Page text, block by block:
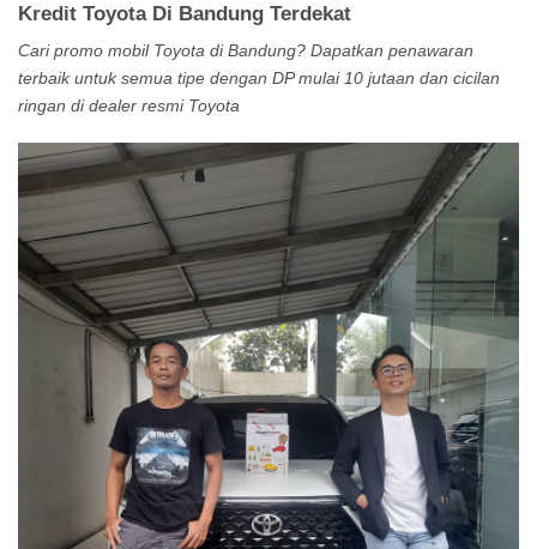
Kredit Toyota Di Bandung Terdekat
Cari promo mobil Toyota di Bandung? Dapatkan penawaran
terbaik untuk semua tipe dengan DP mulai 10 jutaan dan cicilan
ringan di dealer resmi Toyota